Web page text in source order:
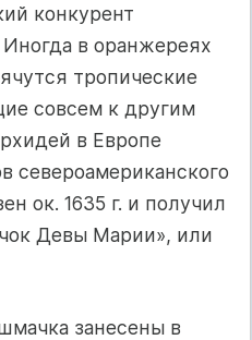
конкурент
в оранжереях
тропические
совсем к другим
в Европе
североамериканского
ок. 1635 г. и получил
Девы Марии», или
занесены в